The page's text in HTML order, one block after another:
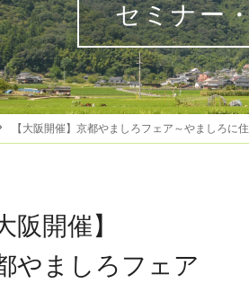
セミナー
【大阪開催】京都やましろフェア～やましろに
阪開催】
やましろフェア